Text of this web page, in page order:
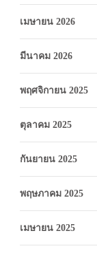
เมษายน 2026
มีนาคม 2026
พฤศจิกายน 2025
ตุลาคม 2025
กันยายน 2025
พฤษภาคม 2025
เมษายน 2025